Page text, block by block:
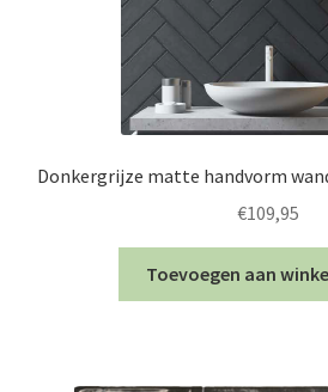
Donkergrijze matte handvorm
€109,95
Toevoegen aan